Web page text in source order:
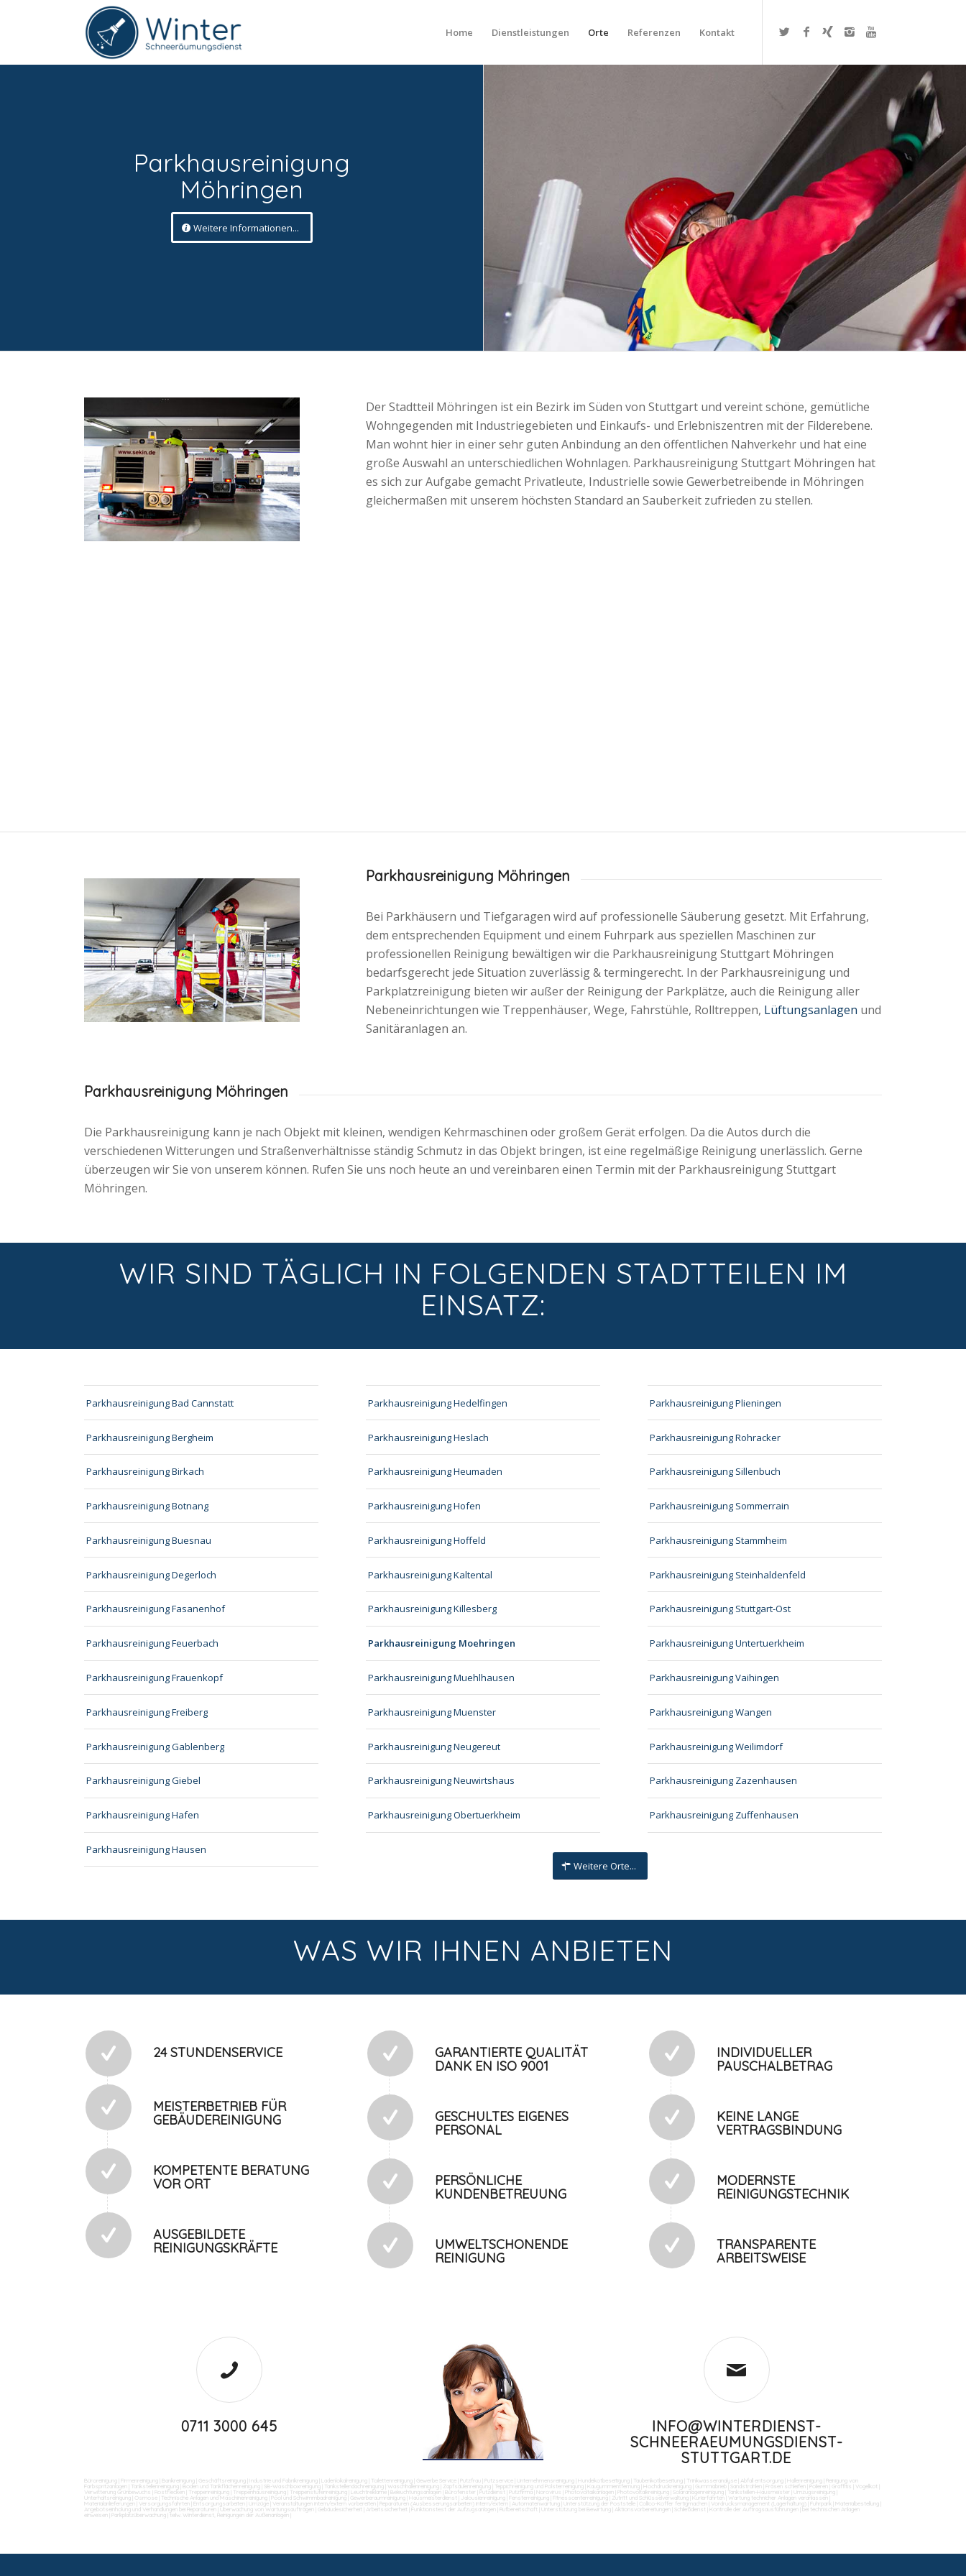
Home Dienstleistungen Orte Referenzen Kontakt
Parkhausreinigung
Möhringen
Weitere Informationen...
Der Stadtteil Möhringen ist ein Bezirk im Süden von Stuttgart und vereint schöne, gemütliche
Wohngegenden mit Industriegebieten und Einkaufs- und Erlebniszentren mit der Filderebene.
Man wohnt hier in einer sehr guten Anbindung an den öffentlichen Nahverkehr und hat eine
große Auswahl an unterschiedlichen Wohnlagen. Parkhausreinigung Stuttgart Möhringen hat
es sich zur Aufgabe gemacht Privatleute, Industrielle sowie Gewerbetreibende in Möhringen
gleichermaßen mit unserem höchsten Standard an Sauberkeit zufrieden zu stellen.
Parkhausreinigung Möhringen
Bei Parkhäusern und Tiefgaragen wird auf professionelle Säuberung gesetzt. Mit Erfahrung,
dem entsprechenden Equipment und einem Fuhrpark aus speziellen Maschinen zur
professionellen Reinigung bewältigen wir die Parkhausreinigung Stuttgart Möhringen
bedarfsgerecht jede Situation zuverlässig & termingerecht. In der Parkhausreinigung und
Parkplatzreinigung bieten wir außer der Reinigung der Parkplätze, auch die Reinigung aller
Nebeneinrichtungen wie Treppenhäuser, Wege, Fahrstühle, Rolltreppen, Lüftungsanlagen und
Sanitäranlagen an.
Parkhausreinigung Möhringen
Die Parkhausreinigung kann je nach Objekt mit kleinen, wendigen Kehrmaschinen oder großem Gerät erfolgen. Da die Autos durch die
verschiedenen Witterungen und Straßenverhältnisse ständig Schmutz in das Objekt bringen, ist eine regelmäßige Reinigung unerlässlich. Gerne
überzeugen wir Sie von unserem können. Rufen Sie uns noch heute an und vereinbaren einen Termin mit der Parkhausreinigung Stuttgart
Möhringen.
WIR SIND TÄGLICH IN FOLGENDEN STADTTEILEN IM
EINSATZ:
Parkhausreinigung Bad Cannstatt
Parkhausreinigung Bergheim
Parkhausreinigung Birkach
Parkhausreinigung Botnang
Parkhausreinigung Buesnau
Parkhausreinigung Degerloch
Parkhausreinigung Fasanenhof
Parkhausreinigung Feuerbach
Parkhausreinigung Frauenkopf
Parkhausreinigung Freiberg
Parkhausreinigung Gablenberg
Parkhausreinigung Giebel
Parkhausreinigung Hafen
Parkhausreinigung Hausen
Parkhausreinigung Hedelfingen
Parkhausreinigung Heslach
Parkhausreinigung Heumaden
Parkhausreinigung Hofen
Parkhausreinigung Hoffeld
Parkhausreinigung Kaltental
Parkhausreinigung Killesberg
Parkhausreinigung Moehringen
Parkhausreinigung Muehlhausen
Parkhausreinigung Muenster
Parkhausreinigung Neugereut
Parkhausreinigung Neuwirtshaus
Parkhausreinigung Obertuerkheim
Parkhausreinigung Plieningen
Parkhausreinigung Rohracker
Parkhausreinigung Sillenbuch
Parkhausreinigung Sommerrain
Parkhausreinigung Stammheim
Parkhausreinigung Steinhaldenfeld
Parkhausreinigung Stuttgart-Ost
Parkhausreinigung Untertuerkheim
Parkhausreinigung Vaihingen
Parkhausreinigung Wangen
Parkhausreinigung Weilimdorf
Parkhausreinigung Zazenhausen
Parkhausreinigung Zuffenhausen
Weitere Orte...
WAS WIR IHNEN ANBIETEN
24 STUNDENSERVICE
MEISTERBETRIEB FÜR
GEBÄUDEREINIGUNG
KOMPETENTE BERATUNG
VOR ORT
AUSGEBILDETE
REINIGUNGSKRÄFTE
GARANTIERTE QUALITÄT
DANK EN ISO 9001
GESCHULTES EIGENES
PERSONAL
PERSÖNLICHE
KUNDENBETREUUNG
UMWELTSCHONENDE
REINIGUNG
INDIVIDUELLER
PAUSCHALBETRAG
KEINE LANGE
VERTRAGSBINDUNG
MODERNSTE
REINIGUNGSTECHNIK
TRANSPARENTE
ARBEITSWEISE
0711 3000 645
INFO@WINTERDIENST-
SCHNEERAEUMUNGSDIENST-
STUTTGART.DE
Büroreinigung |Firmenreinigung |Bankreinigung Geschäftsreinigung |Industrie und Fabrikreinigung |Ladenlokalreinigung Toilettenreinigung Gewerbe Service |Putzfrau |Putzservice |Unternehmensreinigung |Hundekotbeseitigung Taubenkotbeseitung Trinkwasseranalyse Abfall entsorgung |Hallenreinigung |Reinigung von
Farbspritzanlagen
Tankstellenreinigung |Boden und Tankflächenreinigung SB-Waschboxreinigung Tankstellendachreinigung Waschhallenreinigung Zapfsäulenreinigung Teppichreinigung und Polsterreinigung |Kaugummientfernung |Hochdruckreinigung Gummiabrieb | Sandstrahlen |Fräsen schleifen |Polieren Graffitis Vogelkot
Verwitterung Grünbewuchs
|Rostflecken Treppenreinigung Treppenhausreinigung Treppenstufenreinigung |Leuchtreklame |Beleuchtungsanlagen |Bürofenster |Putzdienst |Putzfirma |Norovirus |Photovoltaikanlagen |Photovoltaikreinigung Solaranlagenreinigung Tankstellen-Hausmeister |Umzugsreinigung
Unterhaltsreinigung Osmose Technische Anlagen und Maschinenreinigung |Pool und Schwimmbadreinigung Gewerberaumreinigung |Hausmeisterdienst Jalousienreinigung |Fensterreinigung |Fitnesscenterreinigung Zutritt und Schlüsselverwaltung |Kurierfahrten Wartung technicher Anlagen veranlassen
Materialanlieferungen
Versorgungsfahrten |Entsorgungsarbeiten |Umzüge Veranstaltungen intern/extern vorbereiten Reparaturen (Ausbesserungsarbeiten) intern/extern Automatenwartung |Unterstützung der Poststelle Collico-Koffer fertigmachen Vordrucksmanagement (Lagerhaltung) |Fuhrpark |Materialbestellung
Angebotseinholung und Verhandlungen bei Reparaturen
Überwachung von Wartungsaufträgen Gebäudesicherheit Arbeitssicherheit |Funktionstest der Aufzugsanlagen |Rufbereitschaft |Unterstützung bei Bewirtung Aktionsvorbereitungen Schließdienst |Kontrolle der Auftragsausführungen
bei technischen Anlagen
einweisen
|Parkplatzüberwachung |teilw. Winterdienst, Reinigungen der Außenanlagen